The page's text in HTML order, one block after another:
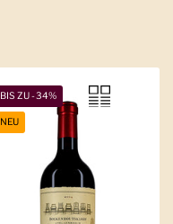
BIS ZU -34%
NEU